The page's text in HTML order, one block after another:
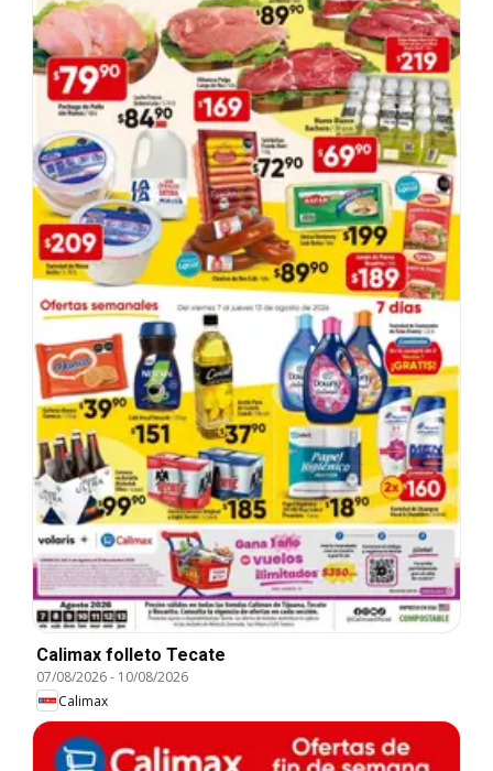
Calimax folleto Tecate
07/08/2026- 10/08/2026
Calimax